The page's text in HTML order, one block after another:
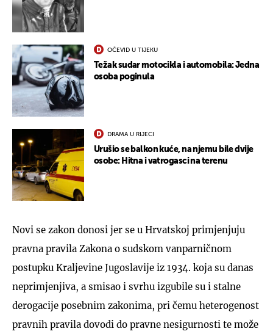
OČEVID U TIJEKU
Težak sudar motocikla i automobila: Jedna
osoba poginula
DRAMA U RIJECI
Urušio se balkon kuće, na njemu bile dvije
osobe: Hitna i vatrogasci na terenu
Novi se zakon donosi jer se u Hrvatskoj primjenjuju
pravna pravila Zakona o sudskom vanparničnom
postupku Kraljevine Jugoslavije iz 1934. koja su danas
neprimjenjiva, a smisao i svrhu izgubile su i stalne
derogacije posebnim zakonima, pri čemu heterogenost
pravnih pravila dovodi do pravne nesigurnosti te može